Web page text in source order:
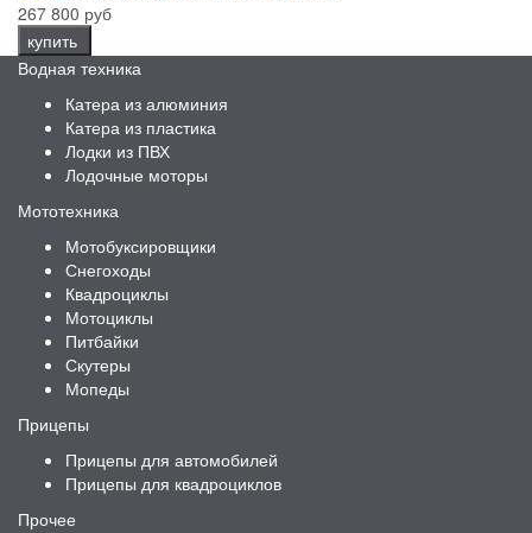
267 800 руб
купить
Водная техника
Катера из алюминия
Катера из пластика
Лодки из ПВХ
Лодочные моторы
Мототехника
Мотобуксировщики
Снегоходы
Квадроциклы
Мотоциклы
Питбайки
Скутеры
Мопеды
Прицепы
Прицепы для автомобилей
Прицепы для квадроциклов
Прочее